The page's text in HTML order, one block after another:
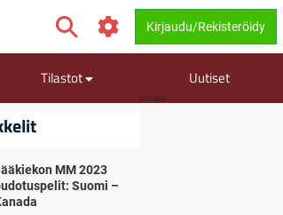
Kirjaudu/Rekisteröidy
Tilastot Uutiset
MAINOS
MM 2023
Suomi –